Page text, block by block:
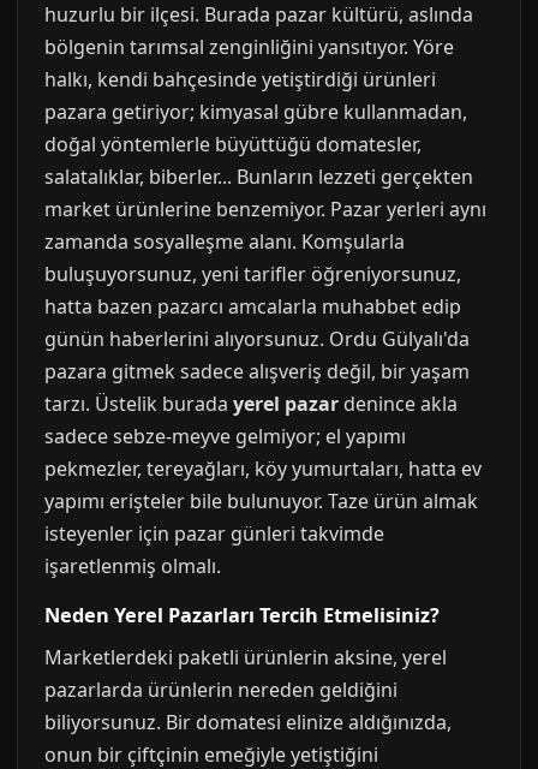
huzurlu bir ilçesi. Burada pazar kültürü, aslında
bölgenin tarımsal zenginliğini yansıtıyor. Yöre
halkı, kendi bahçesinde yetiştirdiği ürünleri
pazara getiriyor; kimyasal gübre kullanmadan,
doğal yöntemlerle büyüttüğü domatesler,
salatalıklar, biberler... Bunların lezzeti gerçekten
market ürünlerine benzemiyor. Pazar yerleri aynı
zamanda sosyalleşme alanı. Komşularla
buluşuyorsunuz, yeni tarifler öğreniyorsunuz,
hatta bazen pazarcı amcalarla muhabbet edip
günün haberlerini alıyorsunuz. Ordu Gülyalı'da
pazara gitmek sadece alışveriş değil, bir yaşam
tarzı. Üstelik burada yerel pazar denince akla
sadece sebze-meyve gelmiyor; el yapımı
pekmezler, tereyağları, köy yumurtaları, hatta ev
yapımı erişteler bile bulunuyor. Taze ürün almak
isteyenler için pazar günleri takvimde
işaretlenmiş olmalı.
Neden Yerel Pazarları Tercih Etmelisiniz?
Marketlerdeki paketli ürünlerin aksine, yerel
pazarlarda ürünlerin nereden geldiğini
biliyorsunuz. Bir domatesi elinize aldığınızda,
onun bir çiftçinin emeğiyle yetiştiğini